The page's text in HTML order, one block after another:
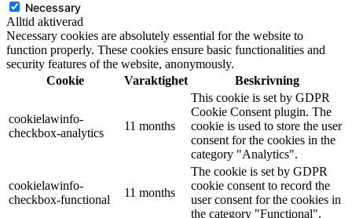
Necessary
Alltid aktiverad
Necessary cookies are absolutely essential for the website to
function properly. These cookies ensure basic functionalities and
security features of the website, anonymously.
Cookie
Varaktighet Beskrivning
cookielawinfo-
checkbox-analytics
11 months
This cookie is set by GDPR
Cookie Consent plugin. The
cookie is used to store the user
consent for the cookies in the
category "Analytics".
cookielawinfo-
checkbox-functional
11 months
The cookie is set by GDPR
cookie consent to record the
user consent for the cookies in
the category "Functional".